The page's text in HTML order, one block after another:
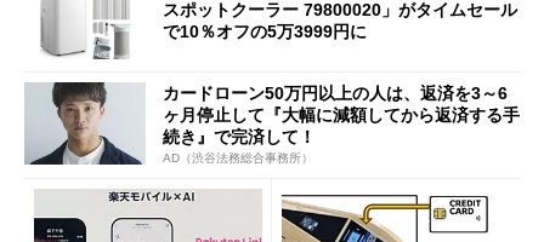
スポットクーラー 79800020」がタイムセール
で10％オフの5万3999円に
カードローン50万円以上の人は、返済を3～6
ヶ月停止して『大幅に減額してから返済する手
続き』で完済して！
AD（渋谷法務総合事務所）